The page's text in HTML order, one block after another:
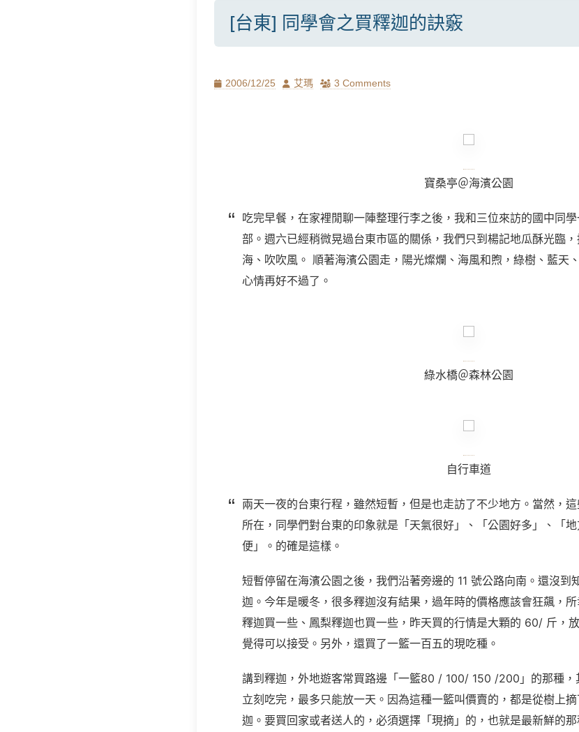
[台東] 同學會之買釋迦的訣竅
Posted
2006/12/25 Author
艾瑪 3 Comments
寶桑亭＠海濱公園
吃完早餐，在家裡閒聊一陣整理行李之後，我和三位來訪的國中同
部。週六已經稍微晃過台東市區的關係，我們只到楊記地瓜酥光臨
海、吹吹風。 順著海濱公園走，陽光燦爛、海風和煦，綠樹、藍天
心情再好不過了。
綠水橋＠森林公園
自行車道
兩天一夜的台東行程，雖然短暫，但是也走訪了不少地方。當然，
所在，同學們對台東的印象就是「天氣很好」、「公園好多」、「
便」。的確是這樣。
短暫停留在海濱公園之後，我們沿著旁邊的 11 號公路向南。還沒到
迦。今年是暖冬，很多釋迦沒有結果，過年時的價格應該會狂飆，
釋迦買一些、鳳梨釋迦也買一些，昨天買的行情是大顆的 60/ 斤，
覺得可以接受。另外，還買了一籃一百五的現吃種。
講到釋迦，外地遊客常買路邊「一籃80 / 100/ 150 /200 」的那種
立刻吃完，最多只能放一天。因為這種一籃叫價賣的，都是從樹上
迦。要買回家或者送人的，必須選擇「現摘」的，也就是最新鮮的那